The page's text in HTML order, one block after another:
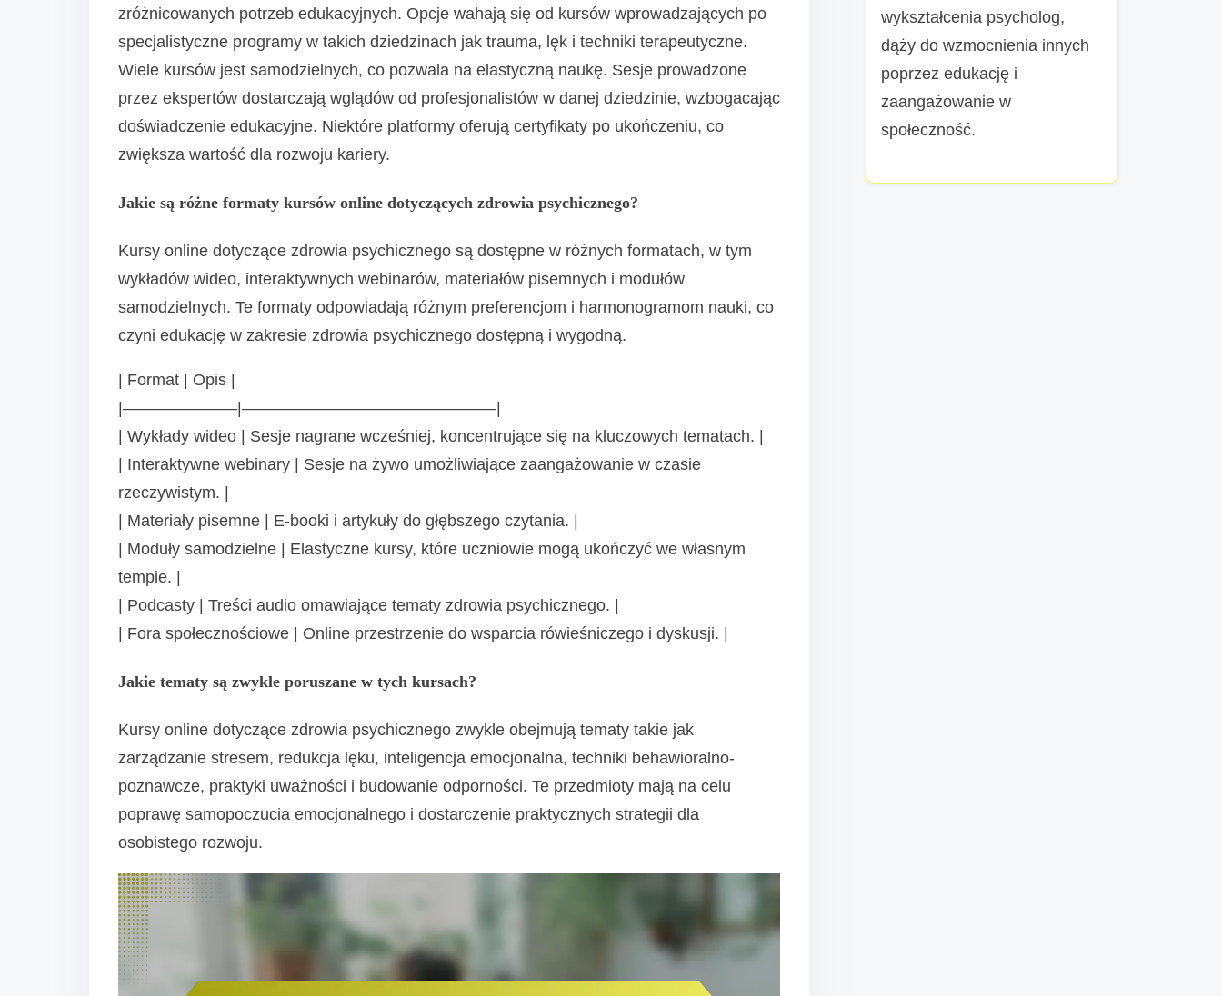
zróżnicowanych potrzeb edukacyjnych. Opcje wahają się od kursów wprowadzających po
specjalistyczne programy w takich dziedzinach jak trauma, lęk i techniki terapeutyczne.
Wiele kursów jest samodzielnych, co pozwala na elastyczną naukę. Sesje prowadzone
przez ekspertów dostarczają wglądów od profesjonalistów w danej dziedzinie, wzbogacając
doświadczenie edukacyjne. Niektóre platformy oferują certyfikaty po ukończeniu, co
zwiększa wartość dla rozwoju kariery.
Jakie są różne formaty kursów online dotyczących zdrowia psychicznego?
Kursy online dotyczące zdrowia psychicznego są dostępne w różnych formatach, w tym
wykładów wideo, interaktywnych webinarów, materiałów pisemnych i modułów
samodzielnych. Te formaty odpowiadają różnym preferencjom i harmonogramom nauki, co
czyni edukację w zakresie zdrowia psychicznego dostępną i wygodną.
| Format | Opis |
|———————|———————————————–|
| Wykłady wideo | Sesje nagrane wcześniej, koncentrujące się na kluczowych tematach. |
| Interaktywne webinary | Sesje na żywo umożliwiające zaangażowanie w czasie
rzeczywistym. |
| Materiały pisemne | E-booki i artykuły do głębszego czytania. |
| Moduły samodzielne | Elastyczne kursy, które uczniowie mogą ukończyć we własnym
tempie. |
| Podcasty | Treści audio omawiające tematy zdrowia psychicznego. |
| Fora społecznościowe | Online przestrzenie do wsparcia rówieśniczego i dyskusji. |
Jakie tematy są zwykle poruszane w tych kursach?
Kursy online dotyczące zdrowia psychicznego zwykle obejmują tematy takie jak
zarządzanie stresem, redukcja lęku, inteligencja emocjonalna, techniki behawioralno-
poznawcze, praktyki uważności i budowanie odporności. Te przedmioty mają na celu
poprawę samopoczucia emocjonalnego i dostarczenie praktycznych strategii dla
osobistego rozwoju.
wykształcenia psycholog,
dąży do wzmocnienia innych
poprzez edukację i
zaangażowanie w
społeczność.